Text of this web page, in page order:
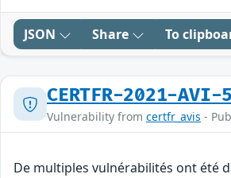
JSON Share To
CERTFR-2021-AVI-
Vulnerability from certfr_avis -
De multiples vulnérabilités ont été